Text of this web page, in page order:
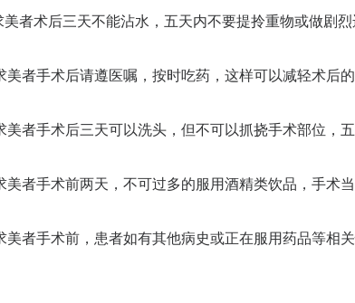
术后三天不能沾水，五天内不要提拎重物或做剧烈
手术后请遵医嘱，按时吃药，这样可以减轻术后的
手术后三天可以洗头，但不可以抓挠手术部位，五
手术前两天，不可过多的服用酒精类饮品，手术当
手术前，患者如有其他病史或正在服用药品等相